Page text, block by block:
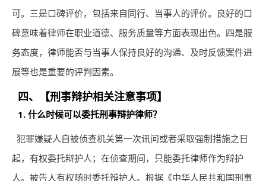
可。三是口碑评价，包括来自同行、当事人的评价。良好的口
碑意味着律师在职业道德、服务质量等方面表现出色。四是服
务态度，律师能否与当事人保持良好的沟通、及时反馈案件进
展等也是重要的评判因素。
四、【刑事辩护相关注意事项】
1. 什么时候可以委托刑事辩护律师？
犯罪嫌疑人自被侦查机关第一次讯问或者采取强制措施之日
起，有权委托辩护人；在侦查期间，只能委托律师作为辩护
人。被告人有权随时委托辩护人。根据《中华人民共和国刑事